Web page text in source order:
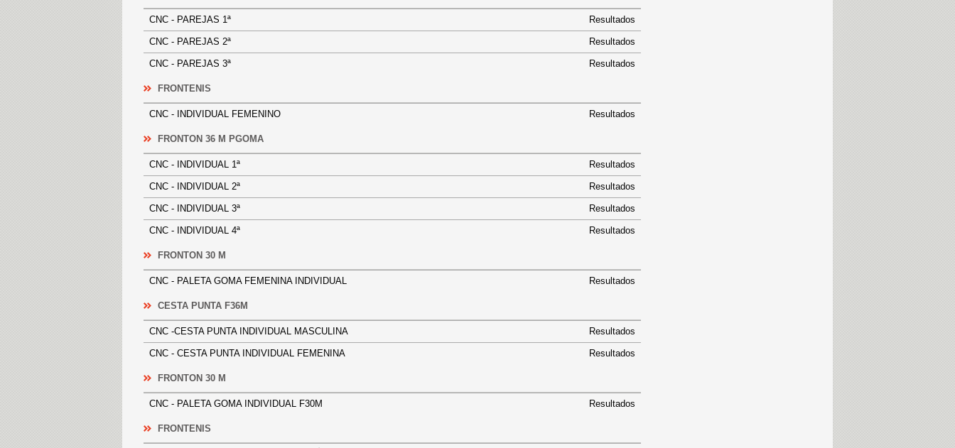
CNC - PAREJAS 1ª Resultados
CNC - PAREJAS 2ª Resultados
CNC - PAREJAS 3ª Resultados
FRONTENIS
CNC - INDIVIDUAL FEMENINO Resultados
FRONTON 36 M PGOMA
CNC - INDIVIDUAL 1ª Resultados
CNC - INDIVIDUAL 2ª Resultados
CNC - INDIVIDUAL 3ª Resultados
CNC - INDIVIDUAL 4ª Resultados
FRONTON 30 M
CNC - PALETA GOMA FEMENINA INDIVIDUAL Resultados
CESTA PUNTA F36M
CNC -CESTA PUNTA INDIVIDUAL MASCULINA Resultados
CNC - CESTA PUNTA INDIVIDUAL FEMENINA Resultados
FRONTON 30 M
CNC - PALETA GOMA INDIVIDUAL F30M Resultados
FRONTENIS